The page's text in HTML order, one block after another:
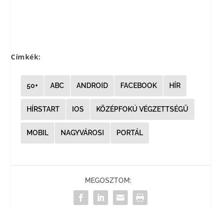
Címkék:
50+ ABC ANDROID FACEBOOK HÍR
HÍRSTART IOS KÖZÉPFOKÚ VÉGZETTSÉGŰ
MOBIL NAGYVÁROSI PORTÁL
MEGOSZTOM: